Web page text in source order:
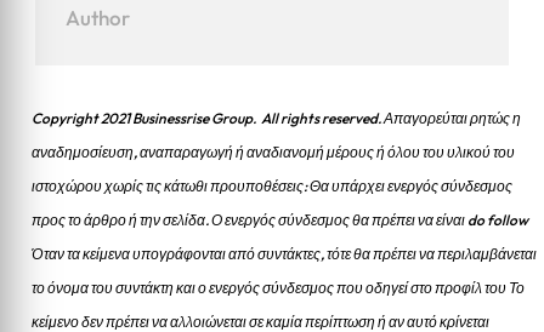
Author
Copyright 2021 Businessrise Group. All rights reserved. Απαγορεύται ρητώς η
αναδημοσίευση, αναπαραγωγή ή αναδιανομή μέρους ή όλου του υλικού του
ιστοχώρου χωρίς τις κάτωθι προυποθέσεις: Θα υπάρχει ενεργός σύνδεσμος
προς το άρθρο ή την σελίδα.Ο ενεργός σύνδεσμος θα πρέπει να είναι do follow
Όταν τα κείμενα υπογράφονται από συντάκτες, τότε θα πρέπει να περιλαμβάνεται
το όνομα του συντάκτη και ο ενεργός σύνδεσμος που οδηγεί στο προφίλ του Το
κείμενο δεν πρέπει να αλλοιώνεται σε καμία περίπτωση ή αν αυτό κρίνεται